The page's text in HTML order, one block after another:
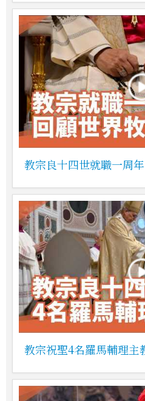
教宗良十四世就職一周年
教宗祝聖4名羅馬輔理主